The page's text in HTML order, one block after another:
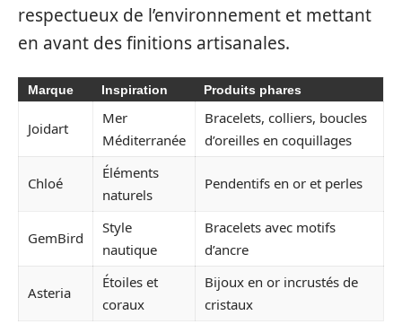
respectueux de l’environnement et mettant
en avant des finitions artisanales.
Marque Inspiration Produits phares
Joidart
Mer
Méditerranée
Bracelets, colliers, boucles
d’oreilles en coquillages
Chloé
Éléments
naturels
Pendentifs en or et perles
GemBird
Style
nautique
Bracelets avec motifs
d’ancre
Asteria
Étoiles et
coraux
Bijoux en or incrustés de
cristaux